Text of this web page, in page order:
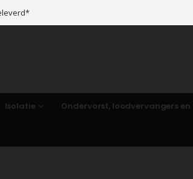
Isolatie Ondervorst, loodvervangers en